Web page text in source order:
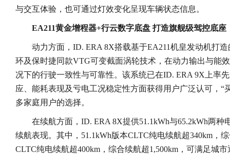
与交互体验，也可通过灯效变化呈现车辆状态信息。
EA211黄金增程器+行云数字底盘 打造旗舰级驾控底座
动力方面，ID. ERA 8X搭载基于EA211机皇发动机打
环及保时捷同款VTG可变截面涡轮技术，在动力输出与能
况下的行驶一致性与可靠性。该系统已在ID. ERA 9X上率
应、能耗表现及亏电工况稳定性方面获得用户广泛认可，“
多家庭用户的选择。
在续航方面，ID. ERA 8X提供51.1kWh与65.2kWh两
续航表现。其中，51.1kWh版本CLTC纯电续航超340km，
CLTC纯电续航超400km，综合续航超1,500km，可满足城